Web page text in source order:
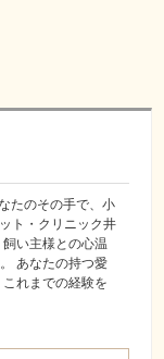
たのその手で、小
ト・クリニック井
い主様との心温
あなたの持つ愛
れまでの経験を